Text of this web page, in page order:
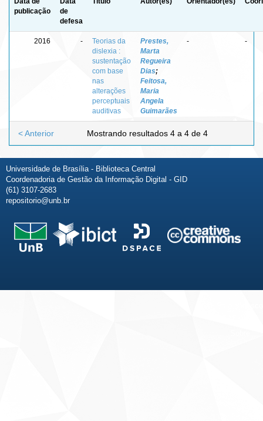
publicação
de
defesa
2016 -
Teorias da
dislexia :
sustentação
com base
nas
alterações
perceptuais
auditivas
Prestes,
Marta
Regueira
Dias;
Feitosa,
Maria
Angela
Guimarães
- -
Mostrando resultados 4 a 4 de 4
< Anterior
Universidade de Brasília - Biblioteca Central
Coordenadoria de Gestão da Informação Digital - GID
(61) 3107-2683
repositorio@unb.br